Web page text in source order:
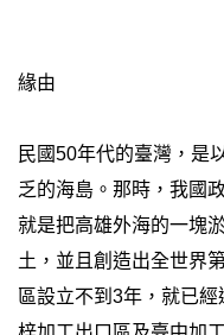
緣由
民國50年代的臺灣，是
乏的海島。那時，我國
就是把高雄外海的一塊
土，並且創造出全世界
區設立不到3年，就已